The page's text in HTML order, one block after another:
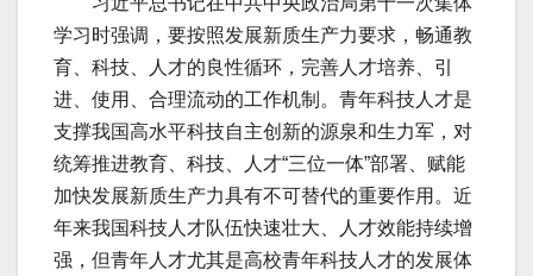
学习时强调，要按照发展新质生产力要求，畅通教
育、科技、人才的良性循环，完善人才培养、引
进、使用、合理流动的工作机制。青年科技人才是
支撑我国高水平科技自主创新的源泉和生力军，对
统筹推进教育、科技、人才“三位一体”部署、赋能
加快发展新质生产力具有不可替代的重要作用。近
年来我国科技人才队伍快速壮大、人才效能持续增
强，但青年人才尤其是高校青年科技人才的发展体